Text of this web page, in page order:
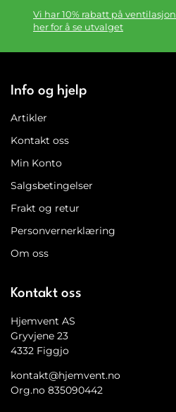
Vi har 10% rabatt på
her for å se utvalget
Info og hjelp
Artikler
Kontakt oss
Min Konto
Salgsbetingelser
Frakt og retur
Personvernerklæring
Om oss
Kontakt oss
Hjemvent AS
Gryvjene 23
4332 Figgjo
kontakt@hjemvent.no
Org.no 835090442